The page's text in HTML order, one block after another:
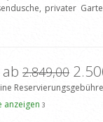
privater
ab 2.849,00
anzeigen 3